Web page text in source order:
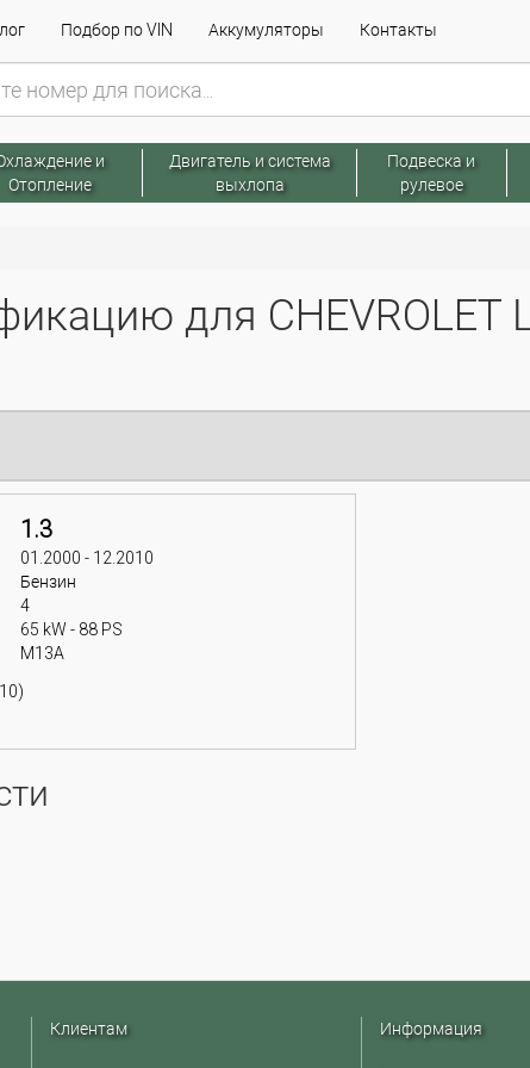
Подбор по VIN Аккумуляторы Контакты
и
Отопление
Двигатель и система
выхлопа
Подвеска и
рулевое
для CHEVROLET
1.3
01.2000 - 12.2010
Бензин
4
65 kW - 88 PS
M13A
Клиентам Информация